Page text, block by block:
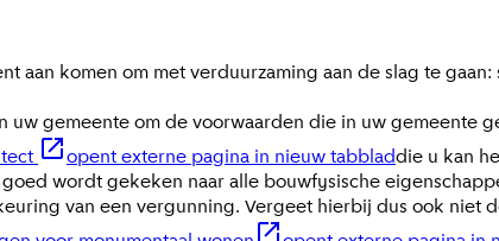
aan komen om met verduurzaming aan de slag te
uw gemeente om de voorwaarden die in uw gemeente
opent externe pagina in nieuw tabbladdie u kan
wordt gekeken naar alle bouwfysische
van een vergunning. Vergeet hierbij dus ook niet